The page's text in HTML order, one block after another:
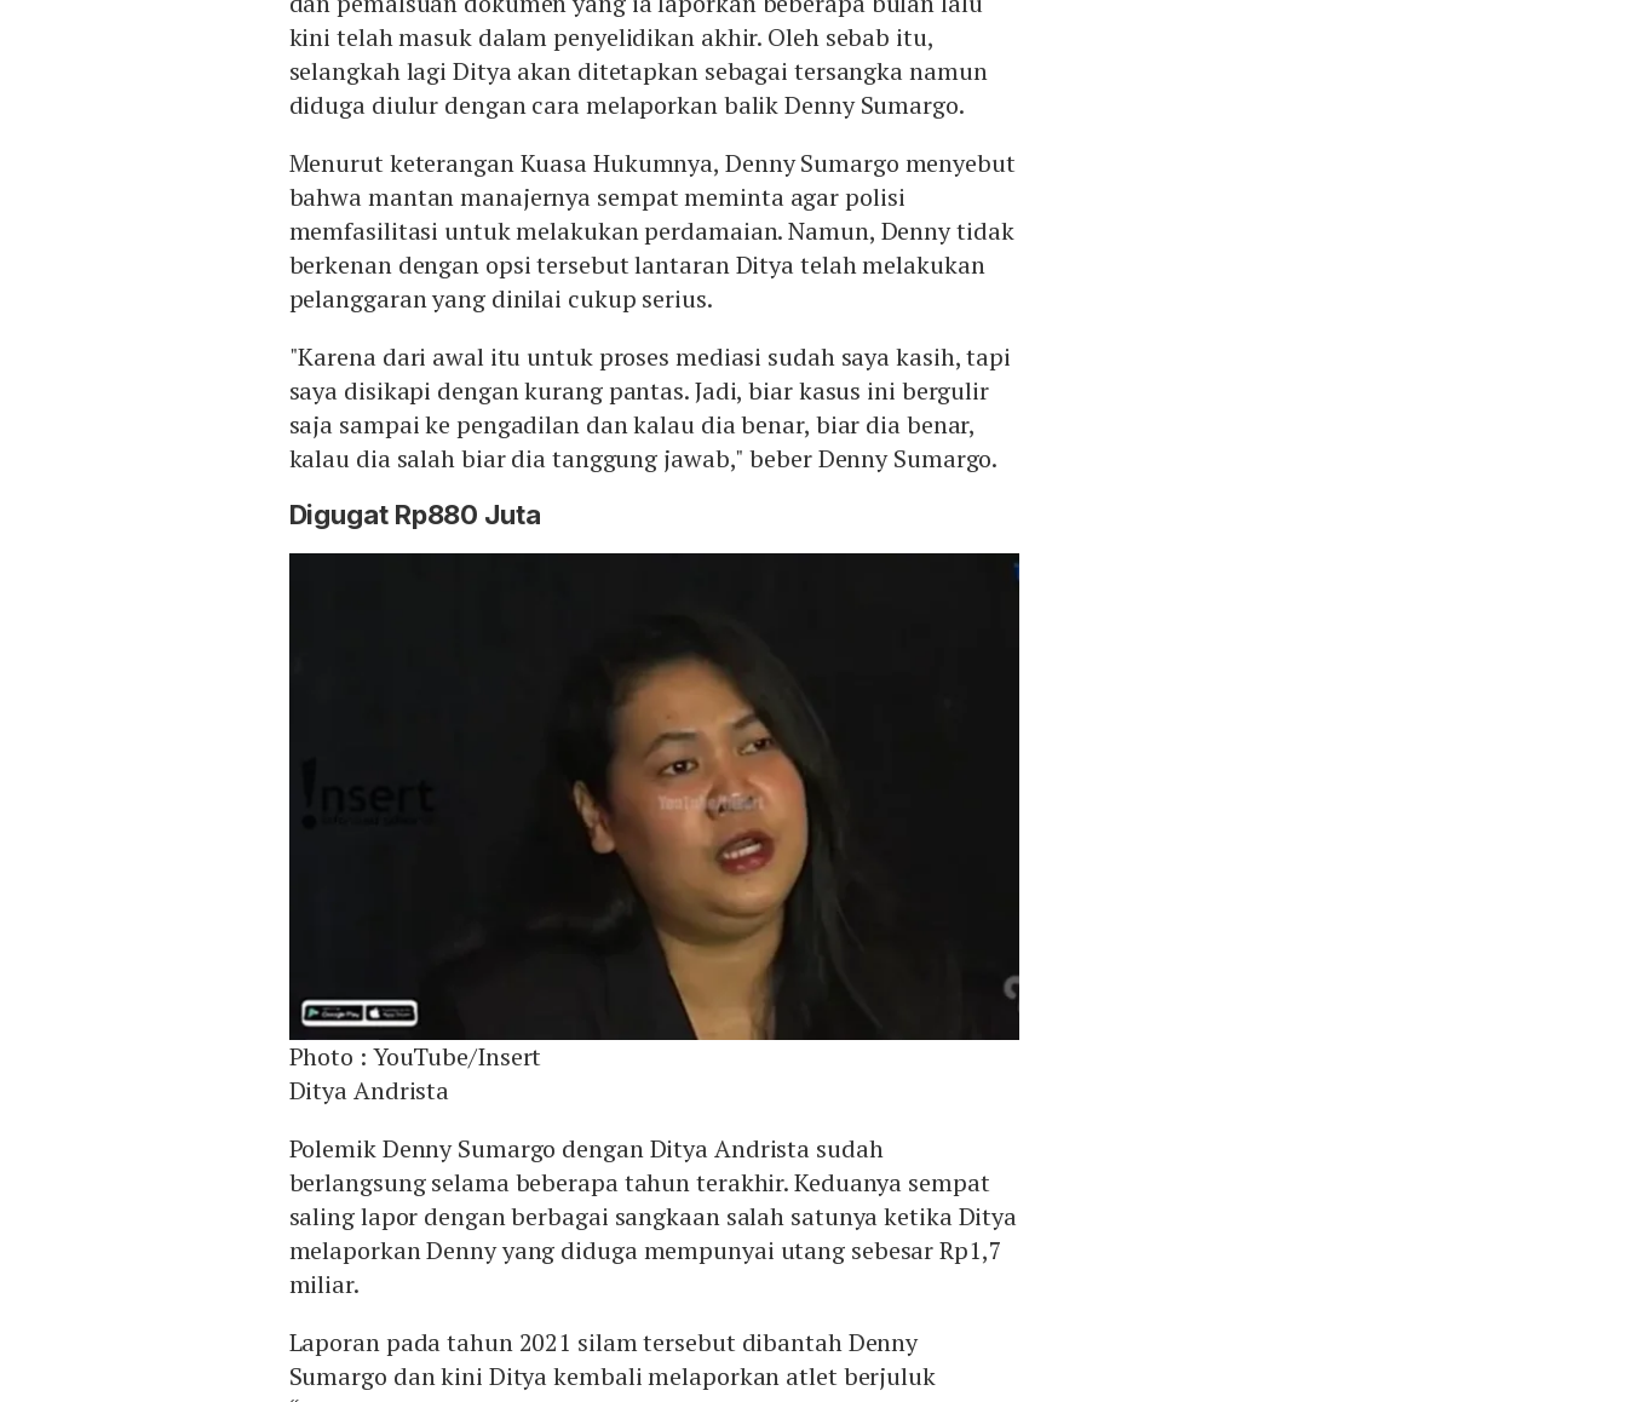
kini telah masuk dalam penyelidikan akhir. Oleh sebab itu,
selangkah lagi Ditya akan ditetapkan sebagai tersangka namun
diduga diulur dengan cara melaporkan balik Denny Sumargo.
Menurut keterangan Kuasa Hukumnya, Denny Sumargo menyebut
bahwa mantan manajernya sempat meminta agar polisi
memfasilitasi untuk melakukan perdamaian. Namun, Denny tidak
berkenan dengan opsi tersebut lantaran Ditya telah melakukan
pelanggaran yang dinilai cukup serius.
"Karena dari awal itu untuk proses mediasi sudah saya kasih, tapi
saya disikapi dengan kurang pantas. Jadi, biar kasus ini bergulir
saja sampai ke pengadilan dan kalau dia benar, biar dia benar,
kalau dia salah biar dia tanggung jawab," beber Denny Sumargo.
Digugat Rp880 Juta
Photo : YouTube/Insert
Ditya Andrista
Polemik Denny Sumargo dengan Ditya Andrista sudah
berlangsung selama beberapa tahun terakhir. Keduanya sempat
saling lapor dengan berbagai sangkaan salah satunya ketika Ditya
melaporkan Denny yang diduga mempunyai utang sebesar Rp1,7
miliar.
Laporan pada tahun 2021 silam tersebut dibantah Denny
Sumargo dan kini Ditya kembali melaporkan atlet berjuluk